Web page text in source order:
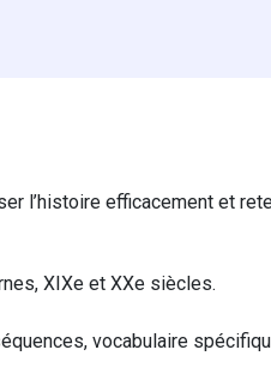
l’histoire efficacement et
XIXe et XXe siècles.
vocabulaire